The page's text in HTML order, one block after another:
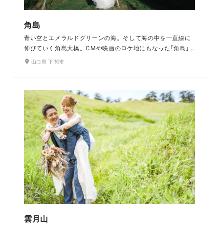
角島
青い空とエメラルドグリーンの海。そして海の中を一直線に
伸びていく角島大橋。CMや映画のロケ地にもなった「角島」
は、広大な海と自然豊かな緑に囲まれ、波の音を感じながら
ばれるなど、世界的にも人気のあるスポットです。明治時代
からあるレトロな灯台もとても素敵です。空の色の変化をお
楽しみいただけるサンセットも魅力のひとつです。
山口県 下関市
雲月山